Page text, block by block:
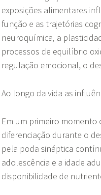
exposições alimentares
função e as trajetórias
neuroquímica, a
processos de equilíbrio
regulação emocional, o
Ao longo da vida as
Em um primeiro
diferenciação durante o
pela poda sináptica
adolescência e a idade
disponibilidade de